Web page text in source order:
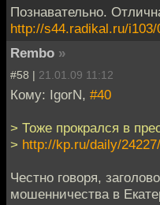
Познавательно.
http://s44.radikal.ru/
Rembo »
#58 | 21.01.09 11:12
Кому: IgorN, #40
> Тоже прокрался в
> http://kp.ru/daily/
Честно говоря,
мошенничества в